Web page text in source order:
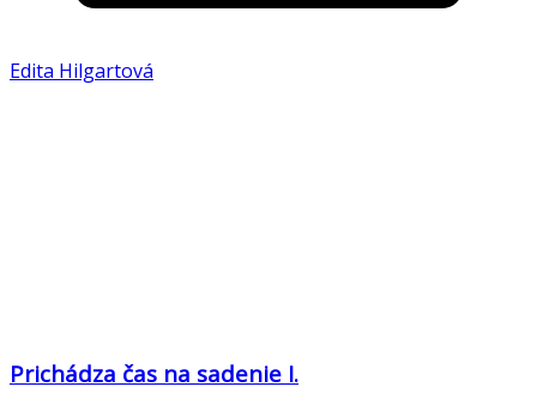
Edita Hilgartová
Prichádza čas na sadenie I.